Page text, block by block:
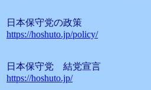
日本保守党の政策
https://hoshuto.jp/policy/
日本保守党 結党宣言
https://hoshuto.jp/